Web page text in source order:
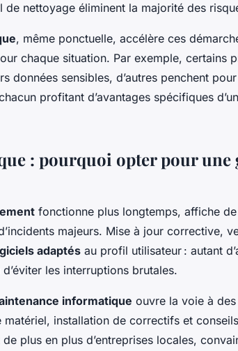
nettoyage éliminent la majorité des
, même ponctuelle, accélère ces
chaque situation. Par exemple, certains
données sensibles, d’autres penchent
profitant d’avantages spécifiques
: pourquoi opter pour une
fonctionne plus longtemps, affiche
majeurs. Mise à jour corrective,
adaptés au profil utilisateur : autant
les interruptions brutales.
informatique ouvre la voie à
installation de correctifs et conseils
plus en plus d’entreprises locales,